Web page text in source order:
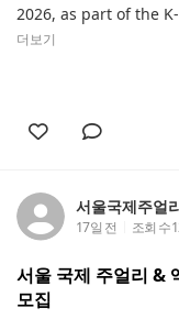
2026, as part of the
더보기
서울국제주얼
17일 전
조회 수
서울 국제 주얼리 &
모집